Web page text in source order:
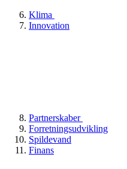
Klima
Innovation
Partnerskaber
Forretningsudvikling
Spildevand
Finans